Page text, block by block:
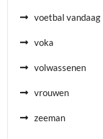
voetbal vandaag
voka
volwassenen
vrouwen
zeeman